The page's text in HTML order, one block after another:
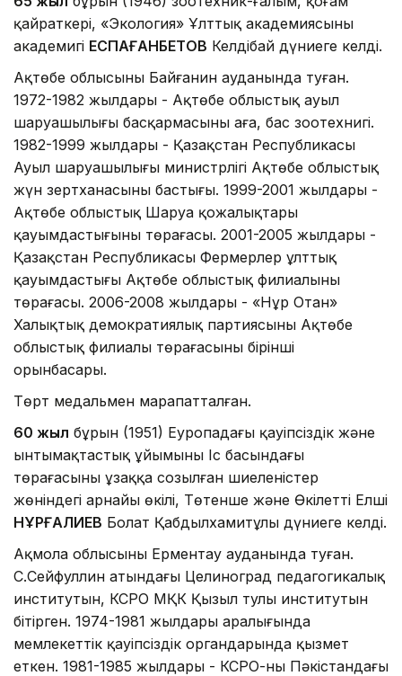
қайраткері, «Экология» Ұлттық академиясының
академигі ЕСПАҒАНБЕТОВ Келдібай дүниеге келді.
Ақтөбе облысының Байғанин ауданында туған.
1972-1982 жылдары - Ақтөбе облыстық ауыл
шаруашылығы басқармасының аға, бас зоотехнигі.
1982-1999 жылдары - Қазақстан Республикасы
Ауыл шаруашылығы министрлігі Ақтөбе облыстық
жүн зертханасының бастығы. 1999-2001 жылдары -
Ақтөбе облыстық Шаруа қожалықтары
қауымдастығының төрағасы. 2001-2005 жылдары -
Қазақстан Республикасы Фермерлер ұлттық
қауымдастығы Ақтөбе облыстық филиалының
төрағасы. 2006-2008 жылдары - «Нұр Отан»
Халықтық демократиялық партиясының Ақтөбе
облыстық филиалы төрағасының бірінші
орынбасары.
Төрт медальмен марапатталған.
60 жыл бұрын (1951) Еуропадағы қауіпсіздік және
ынтымақтастық ұйымының Іс басындағы
төрағасының ұзаққа созылған шиеленістер
жөніндегі арнайы өкілі, Төтенше және Өкілетті Елші
НҰРҒАЛИЕВ Болат Қабдылхамитұлы дүниеге келді.
Ақмола облысының Ерментау ауданында туған.
С.Сейфуллин атындағы Целиноград педагогикалық
институтын, КСРО МҚК Қызыл тулы институтын
бітірген. 1974-1981 жылдары аралығында
мемлекеттік қауіпсіздік органдарында қызмет
еткен. 1981-1985 жылдары - КСРО-ның Пәкістандағы